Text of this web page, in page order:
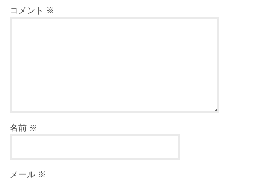
コメント ※
名前 ※
メール ※